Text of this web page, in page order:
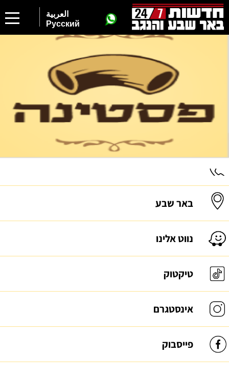
العربية
Русский
באר שבע
נווט אלינו
טיקטוק
אינסטגרם
פייסבוק